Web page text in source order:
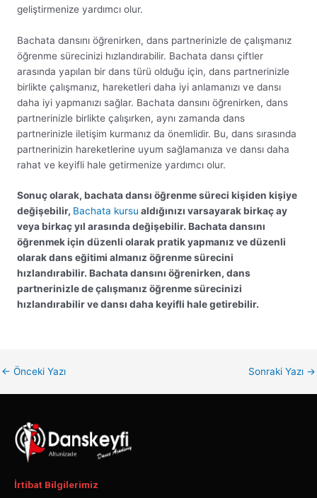
geliştirmenize yardımcı olur.
Bachata dansını öğrenirken, dans partnerinizle de çalışmanız
öğrenme sürecinizi hızlandırabilir. Bachata dansı çiftler
arasında yapılan bir dans türü olduğu için, dans partnerinizle
birlikte çalışmanız, hareketleri daha iyi anlamanızı ve dansı
daha iyi yapmanızı sağlar. Bachata dansını öğrenirken, dans
partnerinizle birlikte çalışırken, aynı zamanda dans
partnerinizle iletişim kurmanız da önemlidir. Bu, dans sırasında
partnerinizin hareketlerine uyum sağlamanıza ve dansı daha
rahat ve keyifli hale getirmenize yardımcı olur.
Sonuç olarak, bachata dansı öğrenme süreci kişiden kişiye
değişebilir, Bachata kursu aldığınızı varsayarak birkaç ay
veya birkaç yıl arasında değişebilir. Bachata dansını
öğrenmek için düzenli olarak pratik yapmanız ve düzenli
olarak dans eğitimi almanız öğrenme sürecini
hızlandırabilir. Bachata dansını öğrenirken, dans
partnerinizle de çalışmanız öğrenme sürecinizi
hızlandırabilir ve dansı daha keyifli hale getirebilir.
← Önceki Yazı Sonraki Yazı →
İrtibat Bilgilerimiz